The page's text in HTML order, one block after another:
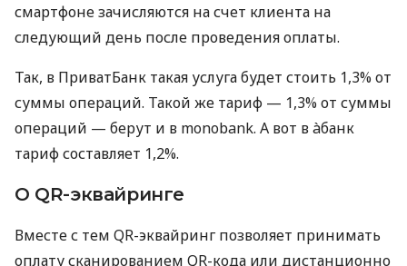
смартфоне зачисляются на счет клиента на
следующий день после проведения оплаты.
Так, в ПриватБанк такая услуга будет стоить 1,3% от
суммы операций. Такой же тариф — 1,3% от суммы
операций — берут и в monobank. А вот в àбанк
тариф составляет 1,2%.
О QR-эквайринге
Вместе с тем QR-эквайринг позволяет принимать
оплату сканированием QR-кода или дистанционно